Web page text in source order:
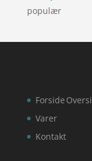
populær
Forside
Varer
Kontakt